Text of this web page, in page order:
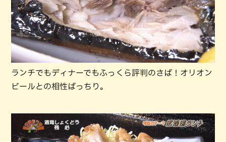
ランチでもディナーでもふっくら評判のさば！オリオン
ビールとの相性ばっちり。